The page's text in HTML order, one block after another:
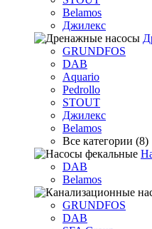
Belamos
Джилекс
GRUNDFOS
DAB
Aquario
Pedrollo
STOUT
Джилекс
Belamos
Все категории (8)
DAB
Belamos
GRUNDFOS
DAB